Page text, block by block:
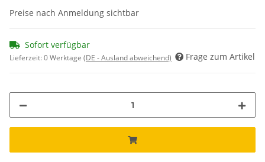
Preise nach Anmeldung sichtbar
Sofort verfügbar
Lieferzeit:0 Werktage (DE - Ausland abweichend) Frage zum Artikel